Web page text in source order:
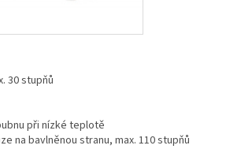
30 stupňů
při nízké teplotě
na bavlněnou stranu, max. 110 stupňů